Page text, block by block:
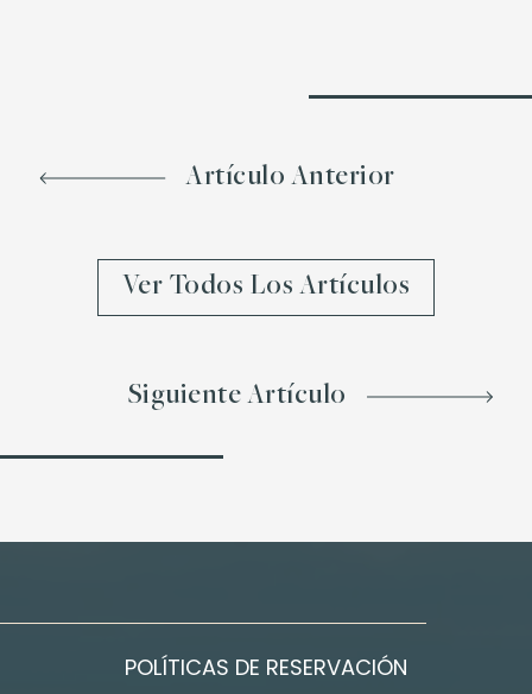
Artículo Anterior
Ver Todos Los Artículos
Siguiente Artículo
POLÍTICAS DE RESERVACIÓN